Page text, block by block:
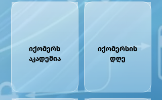
იქომერს
აკადემია
იქომერსის
დღე